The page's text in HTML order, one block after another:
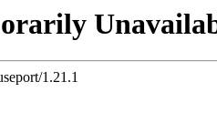
1.21.1